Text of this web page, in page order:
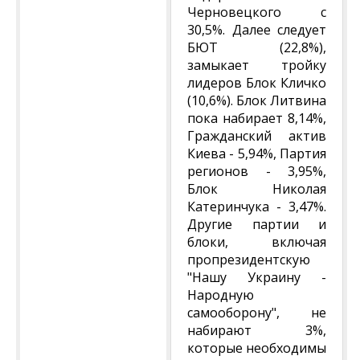
Черновецкого с
30,5%. Далее следует
БЮТ (22,8%),
замыкает тройку
лидеров Блок Кличко
(10,6%). Блок Литвина
пока набирает 8,14%,
Гражданский актив
Киева - 5,94%, Партия
регионов - 3,95%,
Блок Николая
Катеринчука - 3,47%.
Другие партии и
блоки, включая
пропрезидентскую
"Нашу Украину -
Народную
самооборону", не
набирают 3%,
которые необходимы